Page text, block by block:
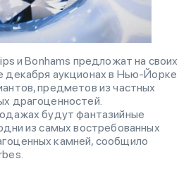
и Bonhams предложат на своих
декабря аукционах в Нью-Йорке
предметов из частных
драгоценностей.
будут фантазийные
из самых востребованных
камней, cообщило